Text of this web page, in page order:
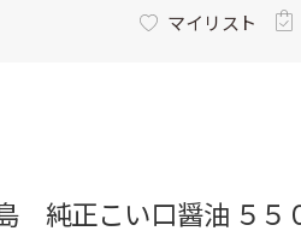
マイリスト
純正こい口醤油 ５５